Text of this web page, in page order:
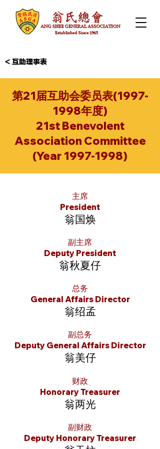
< 互助理事表
第21届互助会委员表(1997-
1998年度)
21st Benevolent
Association Committee
(Year 1997-1998)
主席
President
翁国焕
副主席
Deputy President
翁秋夏仔
总务
General Affairs Director
翁绍孟
副总务
Deputy General Affairs Director
翁美仔
财政
Honorary Treasurer
翁两光
副财政
Deputy Honorary Treasurer